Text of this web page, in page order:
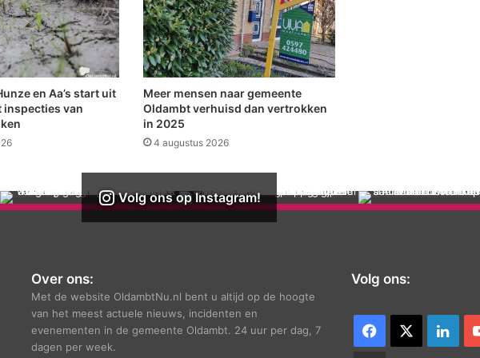
s
t
o
p
d
a
k
en Aa’s start uit
van
Meer mensen naar gemeente
Oldambt verhuisd dan vertrokken
in 2025
4 augustus 2026
Volg ons op Instagram!
Over ons:
Met de website OldambtNu.nl bent u altijd op de hoogte
van het meest actuele nieuws, incidenten en
evenementen in de gemeente Oldambt. 24 uur per dag, 7
dagen per week.
Volg ons:
Facebook